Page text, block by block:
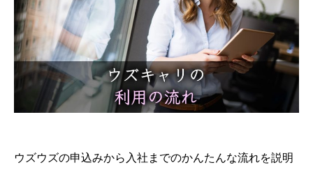
ウズウズの申込みから入社までのかんたんな流れを説明